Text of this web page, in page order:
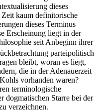
dieses
kaum definitorische
dieses Terminus
Erscheinung liegt in der
seit Anbeginn ihrer
parteipolitisch
bleibt, woran es liegt,
die in der Adenauerzeit
vorhanden waren?
terminologische
Starre bei der
verzeichnen.